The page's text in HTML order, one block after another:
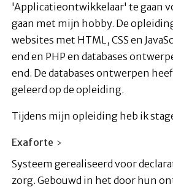
'Applicatieontwikkelaar' te gaan
gaan met mijn hobby. De
websites met HTML, CSS en
end en PHP en databases
end. De databases ontwerpen
geleerd op de opleiding.
Tijdens mijn opleiding heb ik
Exaforte
Systeem gerealiseerd voor
zorg. Gebouwd in het door hun